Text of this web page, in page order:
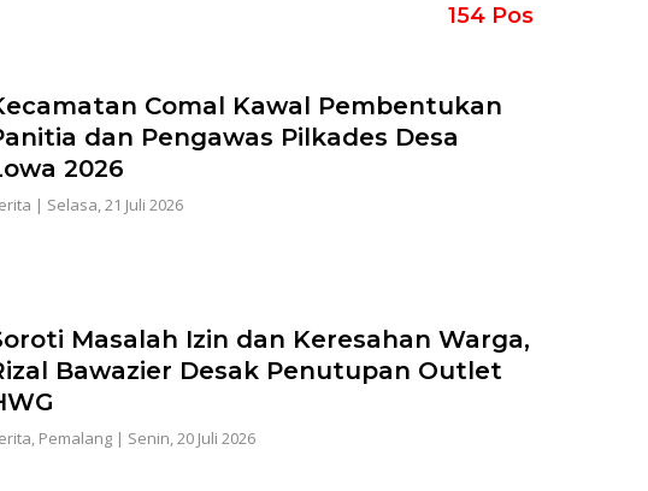
154 Pos
Comal Kawal Pembentukan
dan Pengawas Pilkades Desa
2026
| Selasa, 21 Juli 2026
Masalah Izin dan Keresahan Warga,
Bawazier Desak Penutupan Outlet
Pemalang | Senin, 20 Juli 2026